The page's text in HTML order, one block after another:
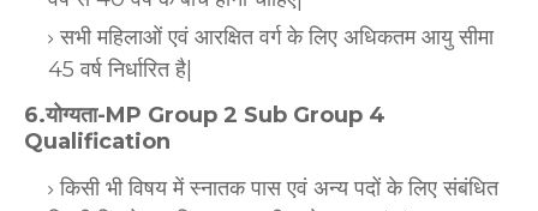
सभी महिलाओं एवं आरक्षित वर्ग के लिए अधिकतम आयु सीमा
45 वर्ष निर्धारित है|
6.योग्यता-MP Group 2 Sub Group 4
Qualification
किसी भी विषय में स्नातक पास एवं अन्य पदों के लिए संबंधित